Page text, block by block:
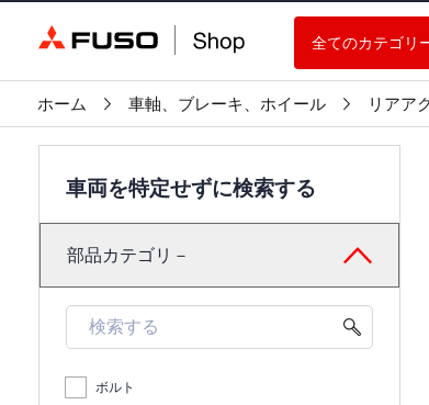
全てのカテゴリ
ホーム 車軸、ブレーキ、ホイール リアア
車両を特定せずに検索する
部品カテゴリ－
ボルト